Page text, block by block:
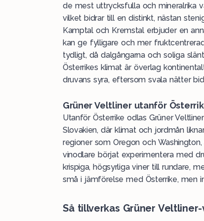
de mest uttrycksfulla och mineralrika
vilket bidrar till en distinkt, nästan
Kamptal och Kremstal erbjuder en
kan ge fylligare och mer
tydligt, då dalgångarna och soliga
Österrikes klimat är överlag
druvans syra, eftersom svala nätter
Grüner Veltliner utanför
Utanför Österrike odlas Grüner
Slovakien, där klimat och jordmån
regioner som Oregon och
vinodlare börjat experimentera med
krispiga, högsyrliga viner till rundare,
små i jämförelse med Österrike, men
Så tillverkas Grüner Veltliner-